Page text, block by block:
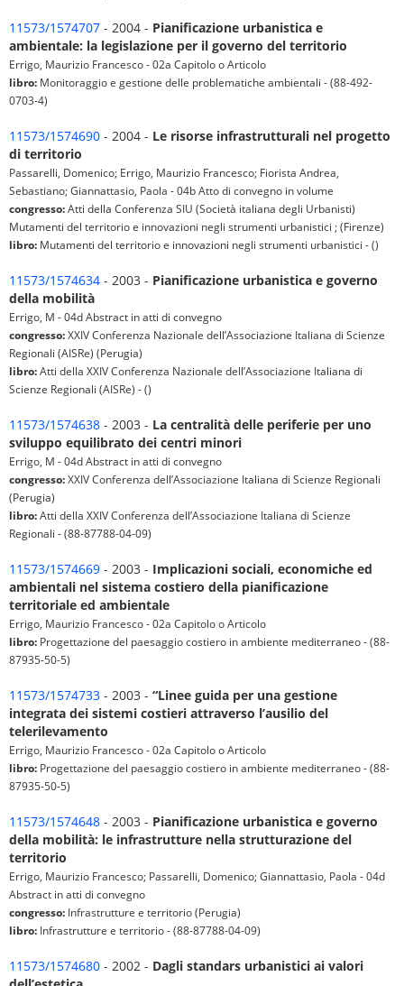
11573/1574707 - 2004 - Pianificazione urbanistica e
ambientale: la legislazione per il governo del territorio
Errigo, Maurizio Francesco - 02a Capitolo o Articolo
libro: Monitoraggio e gestione delle problematiche ambientali - (88-492-
0703-4)
11573/1574690 - 2004 - Le risorse infrastrutturali nel progetto
di territorio
Passarelli, Domenico; Errigo, Maurizio Francesco; Fiorista Andrea,
Sebastiano; Giannattasio, Paola - 04b Atto di convegno in volume
congresso:Atti della Conferenza SIU (Società italiana degli Urbanisti)
Mutamenti del territorio e innovazioni negli strumenti urbanistici ; (Firenze)
libro: Mutamenti del territorio e innovazioni negli strumenti urbanistici - ()
11573/1574634 - 2003 - Pianificazione urbanistica e governo
della mobilità
Errigo, M - 04d Abstract in atti di convegno
congresso:XXIV Conferenza Nazionale dell’Associazione Italiana di Scienze
Regionali (AISRe) (Perugia)
libro:Atti della XXIV Conferenza Nazionale dell’Associazione Italiana di
Scienze Regionali (AISRe) - ()
11573/1574638 - 2003 - La centralità delle periferie per uno
sviluppo equilibrato dei centri minori
Errigo, M - 04d Abstract in atti di convegno
congresso:XXIV Conferenza dell’Associazione Italiana di Scienze Regionali
(Perugia)
libro:Atti della XXIV Conferenza dell’Associazione Italiana di Scienze
Regionali - (88-87788-04-09)
11573/1574669 - 2003 - Implicazioni sociali, economiche ed
ambientali nel sistema costiero della pianificazione
territoriale ed ambientale
Errigo, Maurizio Francesco - 02a Capitolo o Articolo
libro: Progettazione del paesaggio costiero in ambiente mediterraneo - (88-
87935-50-5)
11573/1574733 - 2003 - “Linee guida per una gestione
integrata dei sistemi costieri attraverso l’ausilio del
telerilevamento
Errigo, Maurizio Francesco - 02a Capitolo o Articolo
libro: Progettazione del paesaggio costiero in ambiente mediterraneo - (88-
87935-50-5)
11573/1574648 - 2003 - Pianificazione urbanistica e governo
della mobilità: le infrastrutture nella strutturazione del
territorio
Errigo, Maurizio Francesco; Passarelli, Domenico; Giannattasio, Paola - 04d
Abstract in atti di convegno
congresso: Infrastrutture e territorio (Perugia)
libro: Infrastrutture e territorio - (88-87788-04-09)
11573/1574680 - 2002 - Dagli standars urbanistici ai valori